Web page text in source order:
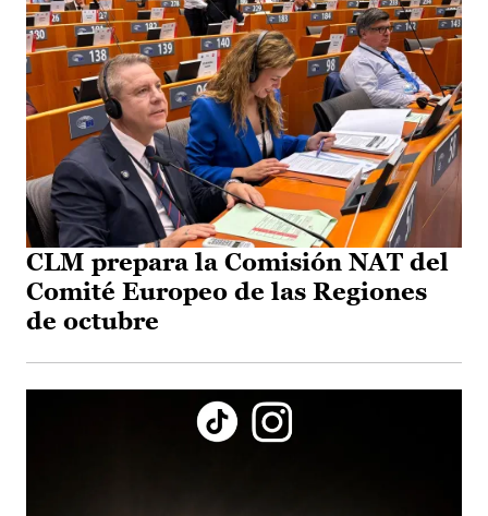
CLM prepara la Comisión NAT del
Comité Europeo de las Regiones
de octubre